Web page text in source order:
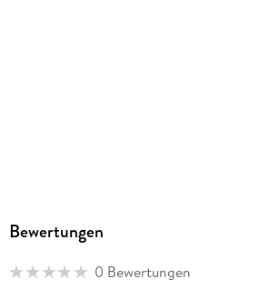
Bewertungen
0 Bewertungen